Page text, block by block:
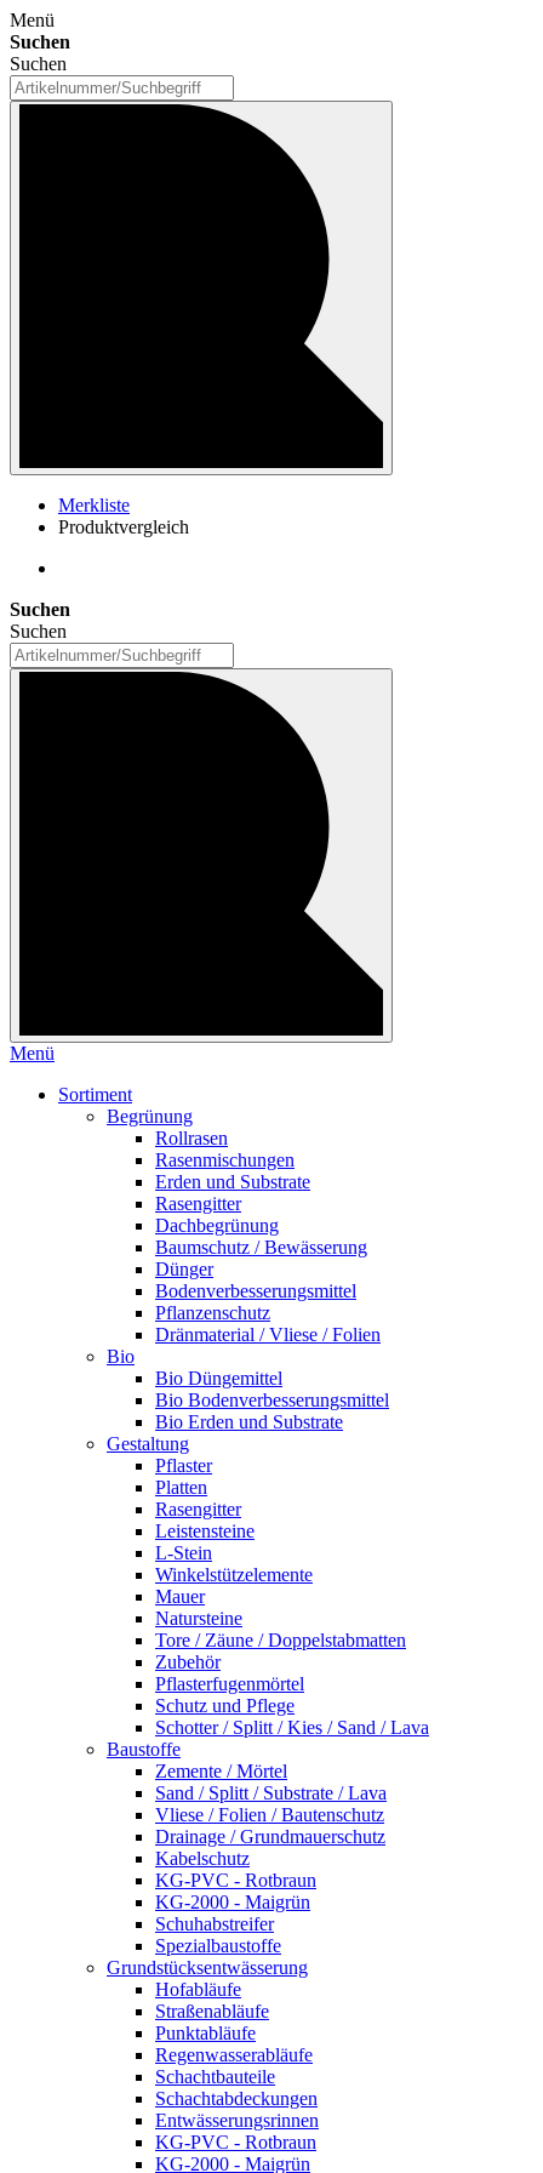
Menü
Suchen
Suchen
Merkliste
Produktvergleich
Suchen
Suchen
Menü
Sortiment
Begrünung
Rollrasen
Rasenmischungen
Erden und Substrate
Rasengitter
Dachbegrünung
Baumschutz / Bewässerung
Dünger
Bodenverbesserungsmittel
Pflanzenschutz
Dränmaterial / Vliese / Folien
Bio
Bio Düngemittel
Bio Bodenverbesserungsmittel
Bio Erden und Substrate
Gestaltung
Pflaster
Platten
Rasengitter
Leistensteine
L-Stein
Winkelstützelemente
Mauer
Natursteine
Tore / Zäune / Doppelstabmatten
Zubehör
Pflasterfugenmörtel
Schutz und Pflege
Schotter / Splitt / Kies / Sand / Lava
Baustoffe
Zemente / Mörtel
Sand / Splitt / Substrate / Lava
Vliese / Folien / Bautenschutz
Drainage / Grundmauerschutz
Kabelschutz
KG-PVC - Rotbraun
KG-2000 - Maigrün
Schuhabstreifer
Spezialbaustoffe
Grundstücksentwässerung
Hofabläufe
Straßenabläufe
Punktabläufe
Regenwasserabläufe
Schachtbauteile
Schachtabdeckungen
Entwässerungsrinnen
KG-PVC - Rotbraun
KG-2000 - Maigrün